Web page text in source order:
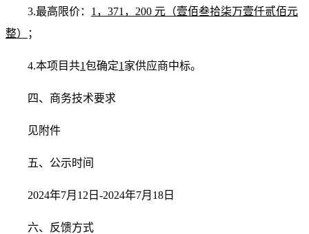
3.最高限价： 1，371，200 元（壹佰叁拾柒万壹仟贰佰元
整）
；
4.本项目共1包确定1 家供应商中标。
四、商务技术要求
见附件
五、公示时间
2024年7月12日-2024年7月18日
六、反馈方式